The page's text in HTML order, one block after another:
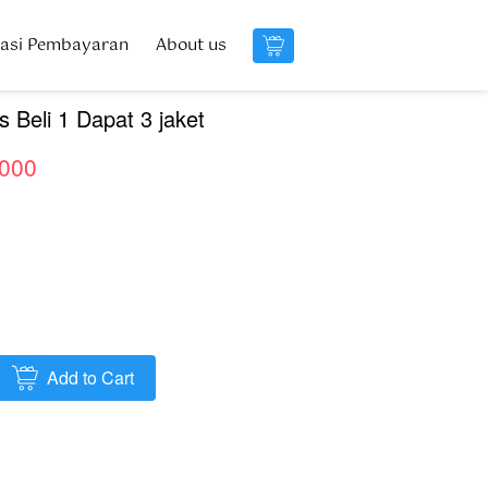
Pembayaran About us `
Pembayaran About us `
Beli 1 Dapat 3 jaket
` Add to Cart